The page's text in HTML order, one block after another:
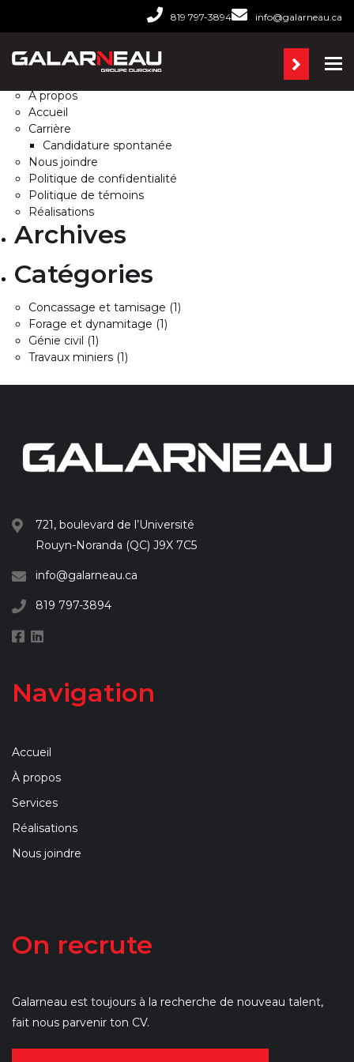
819 797-3894 info@galarneau.ca
Pages
À propos
Accueil
Carrière
Candidature spontanée
Nous joindre
Politique de confidentialité
Politique de témoins
Réalisations
Archives
Catégories
Concassage et tamisage (1)
Forage et dynamitage (1)
Génie civil (1)
Travaux miniers (1)
721, boulevard de l’Université
Rouyn-Noranda (QC) J9X 7C5
info@galarneau.ca
819 797-3894
Navigation
Accueil
À propos
Services
Réalisations
Nous joindre
On recrute
Galarneau est toujours à la recherche de nouveau talent,
fait nous parvenir ton CV.